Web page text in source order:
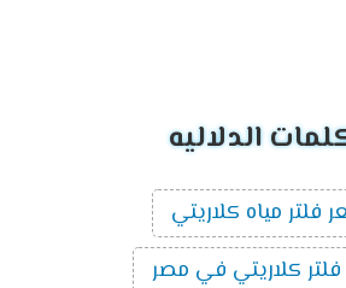
الدلاليه
فلتر مياه كلاريتي
كلاريتي في مصر